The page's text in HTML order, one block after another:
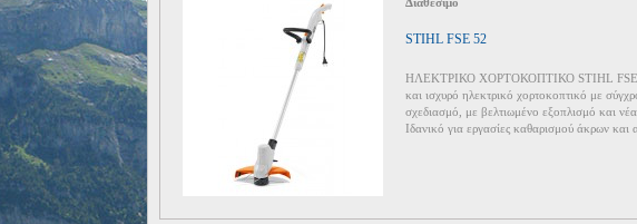
STIHL FSE 52
ΗΛΕΚΤΡΙΚΟ ΧΟΡΤΟΚΟΠΤΙΚΟ STIHL FSE
και ισχυρό ηλεκτρικό χορτοκοπτικό με
σχεδιασμό, με βελτιωμένο εξοπλισμό και
Ιδανικό για εργασίες καθαρισμού άκρων και